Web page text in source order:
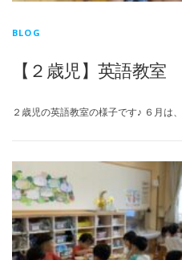
BLOG
【２歳児】英語教室
２歳児の英語教室の様子です♪ ６月は